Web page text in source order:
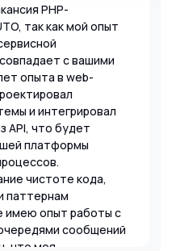
PHP-
так как мой опыт
с вашими
опыта в web-
и интегрировал
API, что будет
платформы
чистоте кода,
паттернам
имею опыт работы с
сообщений
что моя